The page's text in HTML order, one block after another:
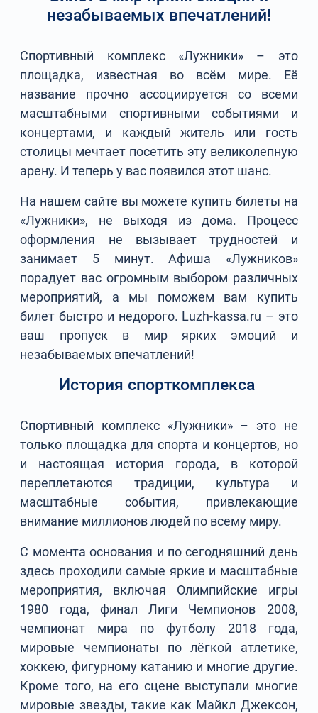
незабываемых впечатлений!
Спортивный комплекс «Лужники» – это
площадка, известная во всём мире. Её
название прочно ассоциируется со всеми
масштабными спортивными событиями и
концертами, и каждый житель или гость
столицы мечтает посетить эту великолепную
арену. И теперь у вас появился этот шанс.
На нашем сайте вы можете купить билеты на
«Лужники», не выходя из дома. Процесс
оформления не вызывает трудностей и
занимает 5 минут. Афиша «Лужников»
порадует вас огромным выбором различных
мероприятий, а мы поможем вам купить
билет быстро и недорого. Luzh-kassa.ru – это
ваш пропуск в мир ярких эмоций и
незабываемых впечатлений!
История спорткомплекса
Спортивный комплекс «Лужники» – это не
только площадка для спорта и концертов, но
и настоящая история города, в которой
переплетаются традиции, культура и
масштабные события, привлекающие
внимание миллионов людей по всему миру.
С момента основания и по сегодняшний день
здесь проходили самые яркие и масштабные
мероприятия, включая Олимпийские игры
1980 года, финал Лиги Чемпионов 2008,
чемпионат мира по футболу 2018 года,
мировые чемпионаты по лёгкой атлетике,
хоккею, фигурному катанию и многие другие.
Кроме того, на его сцене выступали многие
мировые звезды, такие как Майкл Джексон,